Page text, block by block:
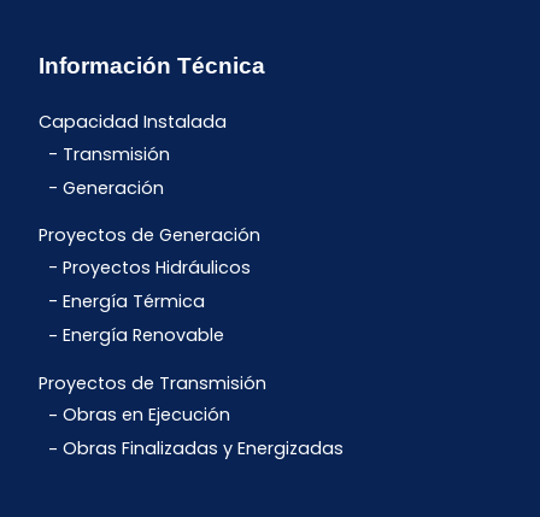
Información Técnica
Capacidad Instalada
Transmisión
Generación
Proyectos de Generación
Proyectos Hidráulicos
Energía Térmica
Energía Renovable
Proyectos de Transmisión
Obras en Ejecución
Obras Finalizadas y Energizadas